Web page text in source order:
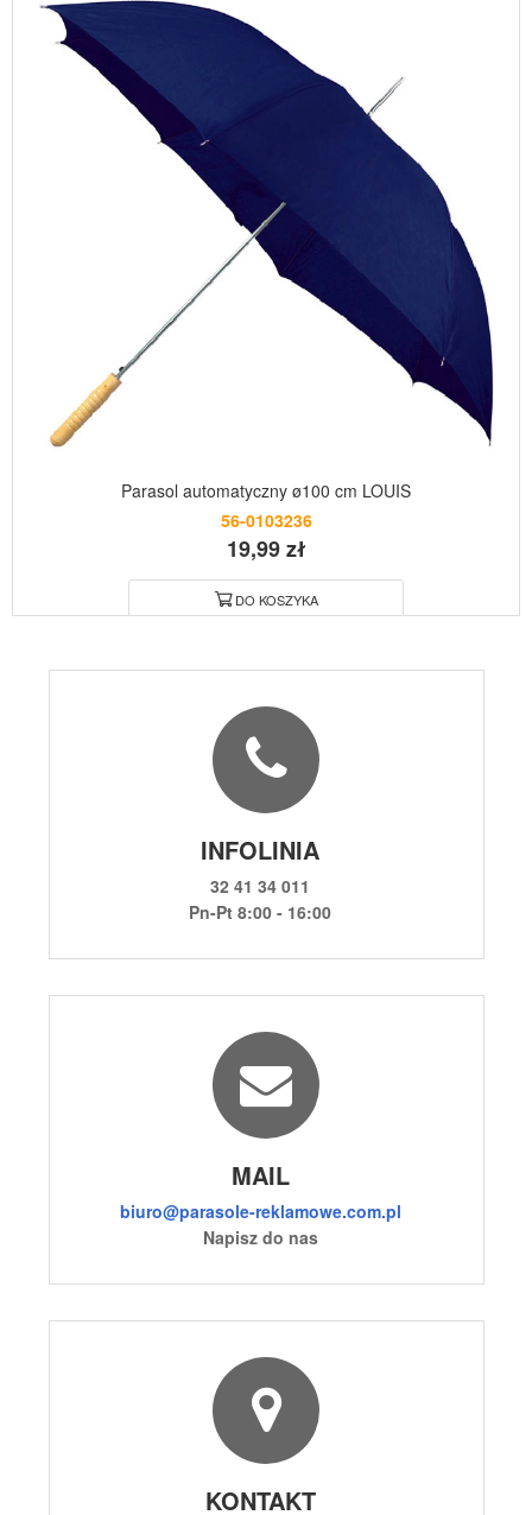
Parasol automatyczny ø100 cm LOUIS
56-0103236
19,99 zł
DO KOSZYKA
INFOLINIA
32 41 34 011
Pn-Pt 8:00 - 16:00
MAIL
biuro@parasole-reklamowe.com.pl
Napisz do nas
KONTAKT